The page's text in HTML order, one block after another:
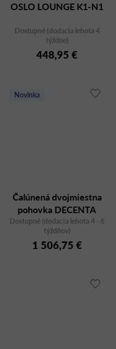
OSLO LOUNGE K1-N1
Dostupné (dodacia lehota 4
týždne)
448,95 €
Novinka
Čalúnená dvojmiestna
pohovka DECENTA
20H
Dostupné (dodacia lehota 4 - 6
týždňov)
1 506,75 €